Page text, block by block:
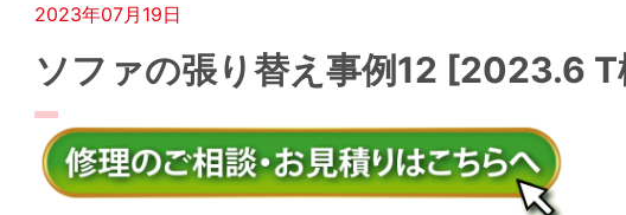
2023年07月19日
ソファの張り替え事例12 [2023.6 T